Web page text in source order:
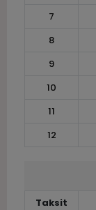
7
8
9
10
11
12
Taksit